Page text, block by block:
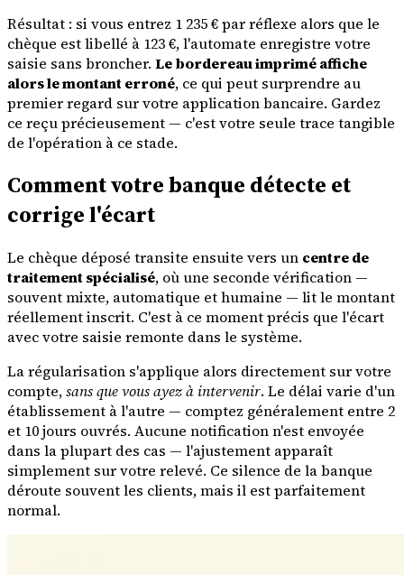
Résultat : si vous entrez 1 235 € par réflexe alors que le
chèque est libellé à 123 €, l'automate enregistre votre
saisie sans broncher. Le bordereau imprimé affiche
alors le montant erroné, ce qui peut surprendre au
premier regard sur votre application bancaire. Gardez
ce reçu précieusement — c'est votre seule trace tangible
de l'opération à ce stade.
Comment votre banque détecte et
corrige l'écart
Le chèque déposé transite ensuite vers un centre de
traitement spécialisé, où une seconde vérification —
souvent mixte, automatique et humaine — lit le montant
réellement inscrit. C'est à ce moment précis que l'écart
avec votre saisie remonte dans le système.
La régularisation s'applique alors directement sur votre
compte,sans que vous ayez à intervenir. Le délai varie d'un
établissement à l'autre — comptez généralement entre 2
et 10 jours ouvrés. Aucune notification n'est envoyée
dans la plupart des cas — l'ajustement apparaît
simplement sur votre relevé. Ce silence de la banque
déroute souvent les clients, mais il est parfaitement
normal.